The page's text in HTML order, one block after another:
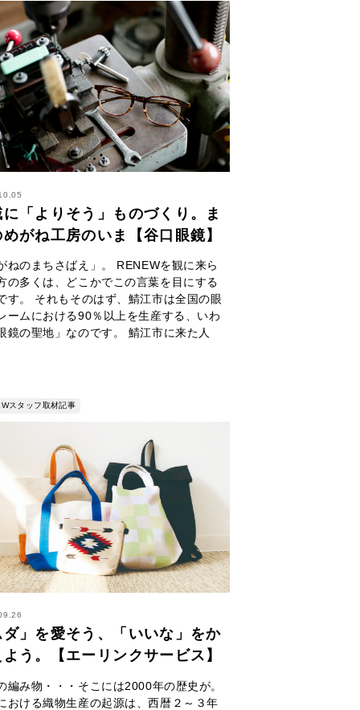
に「よりそう」ものづくり。ま
めがね工房のいま【谷口眼鏡】
ねのまちさばえ」。 RENEWを観に来ら
の多くは、どこかでこの言葉を目にする
す。 それもそのはず、鯖江市は全国の眼
ームにおける90％以上を生産する、いわ
鏡の聖地」なのです。 鯖江市に来た人
スタッフ取材記事
ダ」を愛そう、「いいな」をか
う。【エーリンクサービス】
編み物・・・そこには2000年の歴史が。
おける織物生産の起源は、西暦２～３年